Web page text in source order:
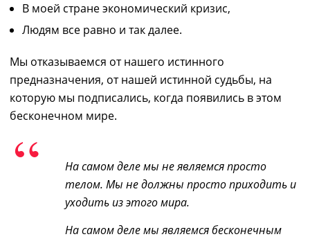
В моей стране экономический кризис,
Людям все равно и так далее.
Мы отказываемся от нашего истинного
предназначения, от нашей истинной судьбы, на
которую мы подписались, когда появились в этом
бесконечном мире.
На самом деле мы не являемся просто
телом. Мы не должны просто приходить и
уходить из этого мира.
На самом деле мы являемся бесконечным